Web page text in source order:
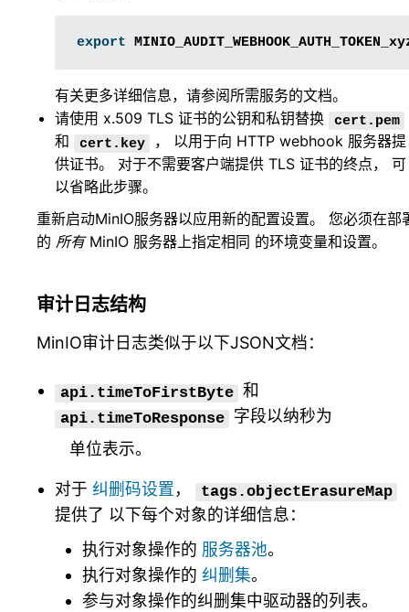
export
有关更多详细信息，请参阅所需服务的文档。
请使用 x.509 TLS 证书的公钥和私钥替换
cert.pem
和 cert.key
， 以用于向 HTTP webhook 服务器提
供证书。 对于不需要客户端提供 TLS 证书的终点， 可
以省略此步骤。
重新启动MinIO服务器以应用新的配置设置。 您必须在部
的 所有MinIO 服务器上指定相同 的环境变量和设置。
审计日志结构
MinIO审计日志类似于以下JSON文档：
api.timeToFirstByte 和
api.timeToResponse
字段以纳秒为
单位表示。
对于 纠删码设置， tags.objectErasureMap
提供了 以下每个对象的详细信息：
执行对象操作的 服务器池。
执行对象操作的 纠删集。
参与对象操作的纠删集中驱动器的列表。